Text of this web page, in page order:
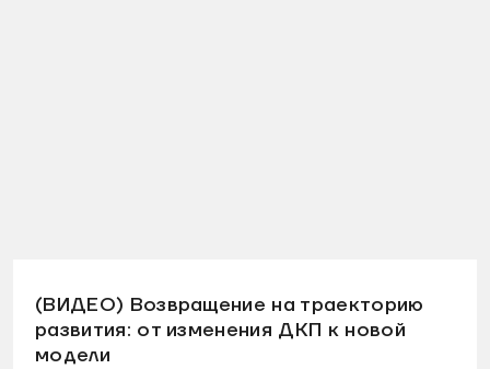
(ВИДЕО) Возвращение на траекторию
развития: от изменения ДКП к новой
модели